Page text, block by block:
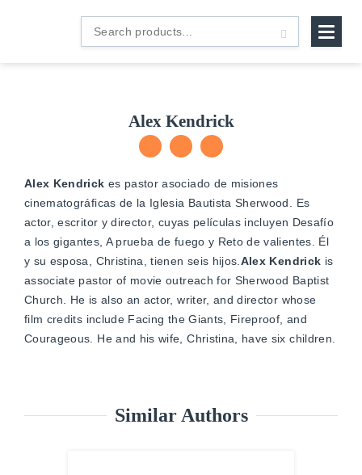
Search
Alex Kendrick
FacebookTwitterwebsite
Alex Kendrick es pastor asociado de misiones
cinematográficas de la Iglesia Bautista Sherwood. Es
actor, escritor y director, cuyas películas incluyen Desafío
a los gigantes, A prueba de fuego y Reto de valientes. Él
y su esposa, Christina, tienen seis hijos. Alex Kendrick is
associate pastor of movie outreach for Sherwood Baptist
Church. He is also an actor, writer, and director whose
film credits include Facing the Giants, Fireproof, and
Courageous. He and his wife, Christina, have six children.
Similar Authors